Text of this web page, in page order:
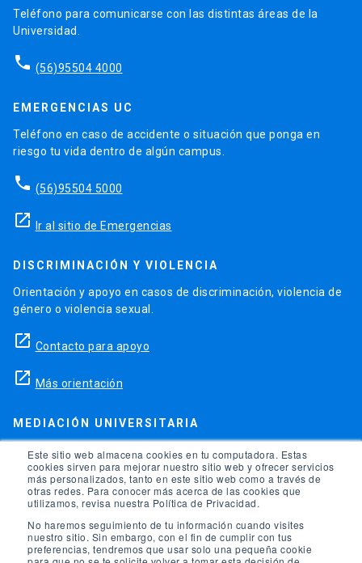
Este sitio web almacena cookies en tu computadora. Estas
cookies sirven para mejorar nuestro sitio web y ofrecer servicios
más personalizados, tanto en este sitio web como a través de
otras redes. Para conocer más acerca de las cookies que
utilizamos, revisa nuestra Política de Privacidad.
No haremos seguimiento de tu información cuando visites
nuestro sitio. Sin embargo, con el fin de cumplir con tus
preferencias, tendremos que usar solo una pequeña cookie
Teléfono para comunicarse con las distintas áreas de la
Universidad.
phone (56)95504 4000
EMERGENCIAS UC
Teléfono en caso de accidente o situación que ponga en
riesgo tu vida dentro de algún campus.
phone (56)95504 5000
launch Ir al sitio de Emergencias
DISCRIMINACIÓN Y VIOLENCIA
Orientación y apoyo en casos de discriminación, violencia de
género o violencia sexual.
launch Contacto para apoyo
launch Más orientación
MEDIACIÓN UNIVERSITARIA
Teléfonos para orientación y consejo si se ha vulnerado
alguno de tus derechos en la universidad.
phone (56)95504 1691
phone (56)95504 1247